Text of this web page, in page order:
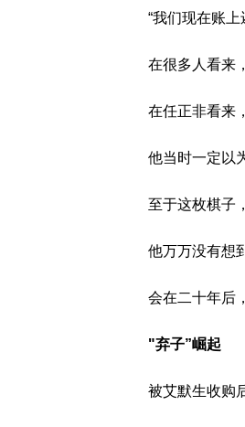
“我们现在账
在很多人看来
在任正非看来
他当时一定以
至于这枚棋子
他万万没有想
会在二十年后
"弃子”崛起
被艾默生收购